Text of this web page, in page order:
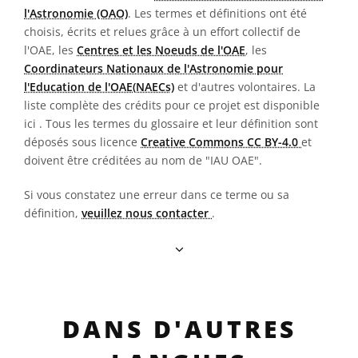
l'Astronomie (OAO). Les termes et définitions ont été
choisis, écrits et relues grâce à un effort collectif de
l'OAE, les Centres et les Noeuds de l'OAE, les
Coordinateurs Nationaux de l'Astronomie pour
l'Education de l'OAE(NAECs) et d'autres volontaires. La
liste complète des crédits pour ce projet est disponible
ici . Tous les termes du glossaire et leur définition sont
déposés sous licence Creative Commons CC BY-4.0 et
doivent être créditées au nom de "IAU OAE".
Si vous constatez une erreur dans ce terme ou sa
définition, veuillez nous contacter .
DANS D'AUTRES